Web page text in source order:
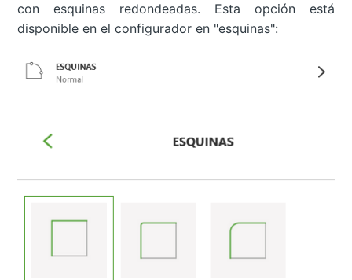
con esquinas redondeadas. Esta opción está
disponible en el configurador en "esquinas":